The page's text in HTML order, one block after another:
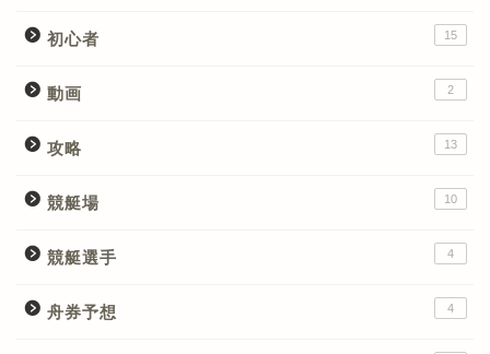
初心者 15
動画 2
攻略 13
競艇場 10
競艇選手 4
舟券予想 4